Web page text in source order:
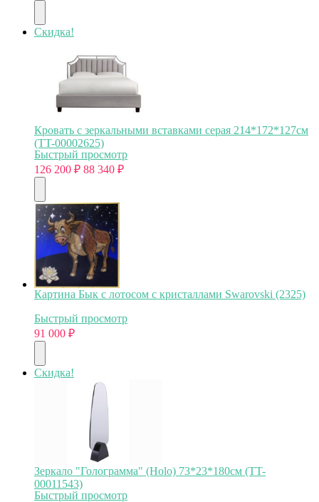
Скидка!
Кровать с зеркальными вставками серая 214*172*127см
(TT-00002625)
Быстрый просмотр
126 200 ₽ 88 340 ₽
Картина Бык с лотосом с кристаллами Swarovski (2325)
Быстрый просмотр
91 000 ₽
Скидка!
Зеркало "Голограмма" (Holo) 73*23*180см (TT-
00011543)
Быстрый просмотр